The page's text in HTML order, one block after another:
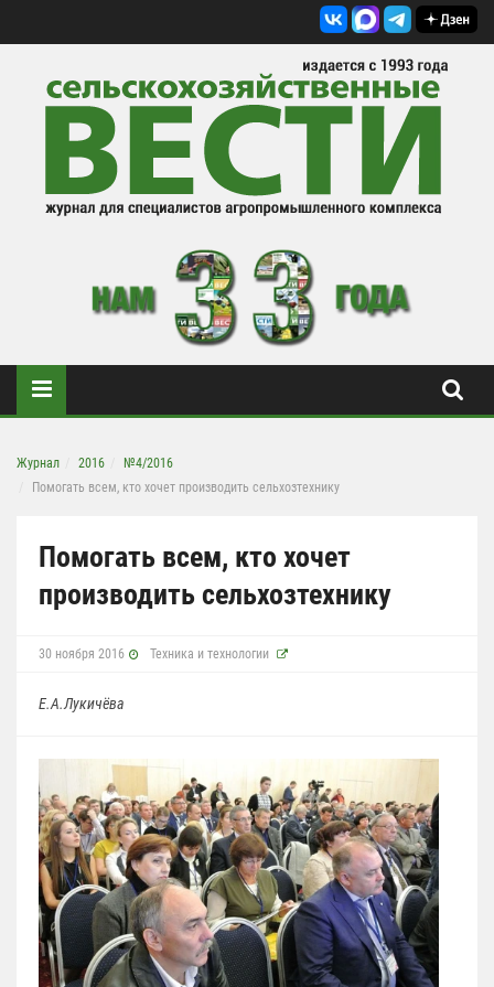
Журнал 2016
№4/2016
Помогать всем, кто хочет производить сельхозтехнику
Помогать всем, кто хочет
производить сельхозтехнику
30 ноября 2016 Техника и технологии
Е.А.Лукичёва